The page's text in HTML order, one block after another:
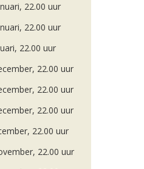
22.00 uur
22.00 uur
22.00 uur
22.00 uur
22.00 uur
22.00 uur
22.00 uur
22.00 uur